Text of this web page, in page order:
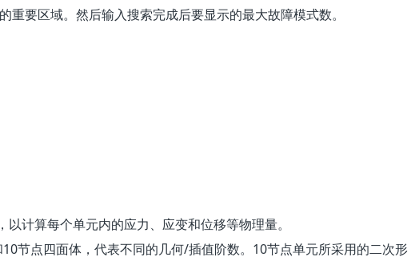
要区域。然后输入搜索完成后要显示的最大故障模式数。
计算每个单元内的应力、应变和位移等物理量。
节点四面体，代表不同的几何/插值阶数。10节点单元所采用的二次形